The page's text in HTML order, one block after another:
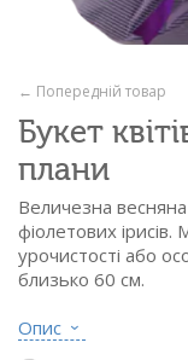
← Попередній товар
Букет
плани
Величезна
фіолетових
урочистості або
близько 60 см.
Склад:
Опис